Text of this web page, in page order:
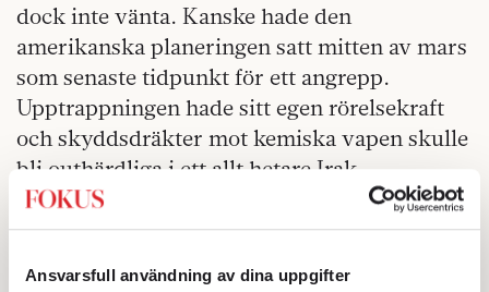
Ansvarsfull användning av dina uppgifter
dock inte vänta. Kanske hade den
amerikanska planeringen satt mitten av mars
som senaste tidpunkt för ett angrepp.
Upptrappningen hade sitt egen rörelsekraft
och skyddsdräkter mot kemiska vapen skulle
bli outhärdliga i ett allt hetare Irak.
Redan någon månad efter att ockupationen
berättigade. Irakiska experter och militärer